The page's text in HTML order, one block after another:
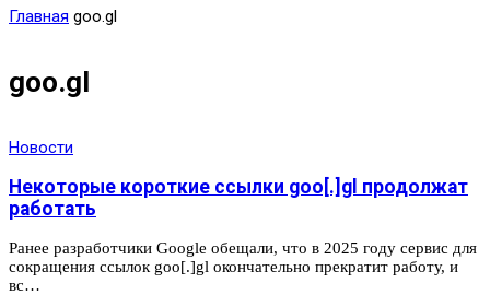
Главная goo.gl
goo.gl
Новости
Некоторые короткие ссылки goo[.]gl продолжат
работать
Ранее разработчики Google обещали, что в 2025 году сервис для
сокращения ссылок goo[.]gl окончательно прекратит работу, и
вс…